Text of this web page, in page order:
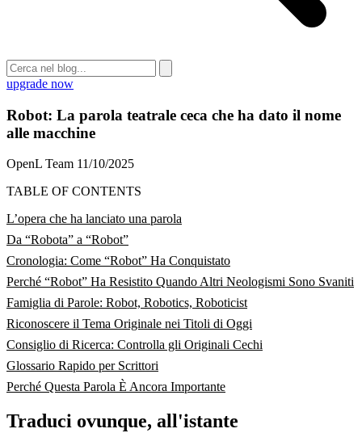
upgrade now
Robot: La parola teatrale ceca che ha dato il nome
alle macchine
OpenL Team 11/10/2025
TABLE OF CONTENTS
L’opera che ha lanciato una parola
Da “Robota” a “Robot”
Cronologia: Come “Robot” Ha Conquistato
Perché “Robot” Ha Resistito Quando Altri Neologismi Sono Svaniti
Famiglia di Parole: Robot, Robotics, Roboticist
Riconoscere il Tema Originale nei Titoli di Oggi
Consiglio di Ricerca: Controlla gli Originali Cechi
Glossario Rapido per Scrittori
Perché Questa Parola È Ancora Importante
Traduci ovunque, all'istante